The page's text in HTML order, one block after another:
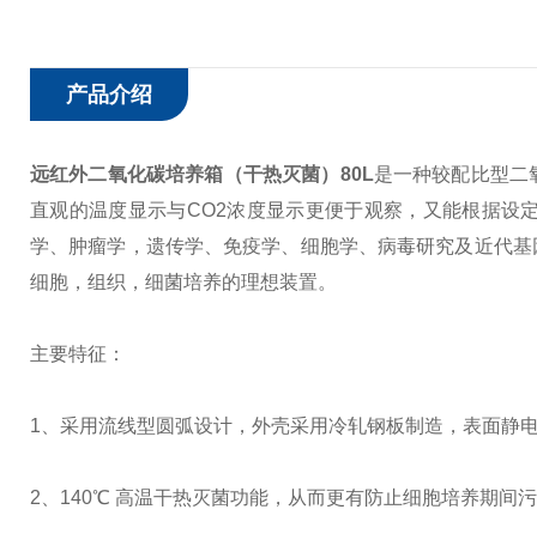
产品介绍
远红外二氧化碳培养箱（干热灭菌）80L是一种较配比型二
直观的温度显示与CO2浓度显示更便于观察，又能根据设
学、肿瘤学，遗传学、免疫学、细胞学、病毒研究及近代
细胞，组织，细菌培养的理想装置。
主要特征：
1、采用流线型圆弧设计，外壳采用冷轧钢板制造，表面静
2、140℃ 高温干热灭菌功能，从而更有防止细胞培养期间